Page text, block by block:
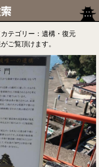
テゴリー：遺構・復元
ご覧頂けます。